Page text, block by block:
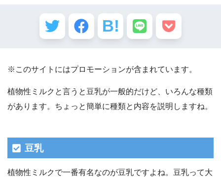
※このサイトにはプロモーションが含まれています。
植物性ミルクと言うと豆乳が一般的だけど、いろんな種類
があります。ちょっと簡単に種類と内容を説明しますね。
豆乳
植物性ミルクで一番有名なのが豆乳ですよね。豆乳って大